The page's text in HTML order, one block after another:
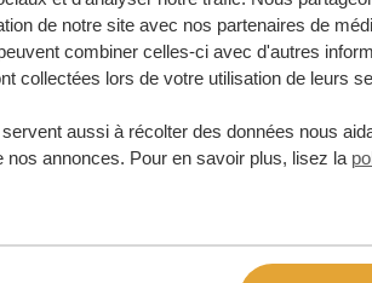
de notre site avec nos partenaires de
combiner celles-ci avec d'autres
collectées lors de votre utilisation de leurs
aussi à récolter des données nous
nos annonces. Pour en savoir plus, lisez la